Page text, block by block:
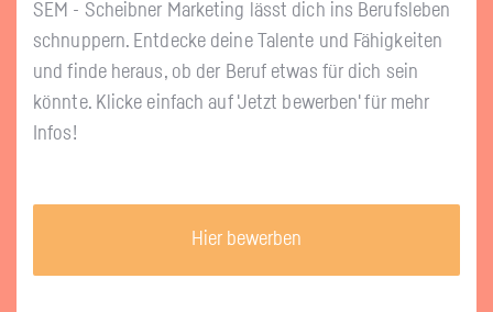
SEM - Scheib­ner Mar­ke­ting lässt dich ins Be­rufs­le­ben
schnup­pern. Ent­de­cke deine Ta­len­te und Fä­hig­kei­ten
und finde her­aus, ob der Beruf etwas für dich sein
könn­te. Kli­cke ein­fach auf 'Jetzt be­wer­ben' für mehr
Infos!
Hier bewerben